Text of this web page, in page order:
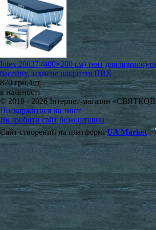
Intex 28037 (400×200 см) тент для
басейну, захисне накриття ПВХ
870 грн./шт.
в наявності
© 2018 - 2026 Інтернет-магазин
Поскаржитися на зміст
Як зробити сайт безкоштовно
Сайт створений на платформі UA Market